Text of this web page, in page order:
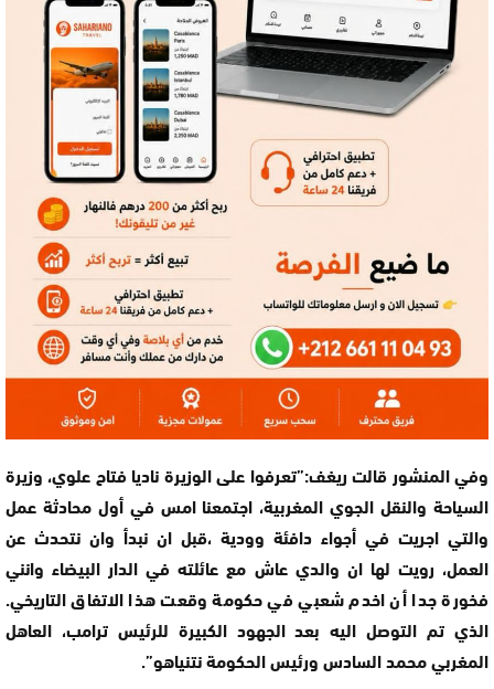
وفي المنشور قالت ريغف:”تعرفوا على الوزيرة ناديا فتاح علوي، وزيرة
السياحة والنقل الجوي المغربية، اجتمعنا امس في أول محادثة عمل
والتي اجريت في أجواء دافئة وودية ،قبل ان نبدأ وان نتحدث عن
العمل، رويت لها ان والدي عاش مع عائلته في الدار البيضاء وانني
فخورة جدا أن اخدم شعبي في حكومة وقعت هذا الاتفاق التاريخي.
الذي تم التوصل اليه بعد الجهود الكبيرة للرئيس ترامب، العاهل
المغربي محمد السادس ورئيس الحكومة نتنياهو”.